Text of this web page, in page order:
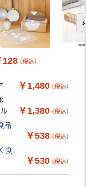
128 （税込）
￥1,480 （税込）
￥1,380 （税込）
品
￥538 （税込）
食
￥530 （税込）